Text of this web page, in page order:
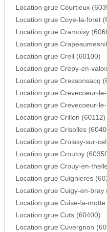
Location grue Courtieux
Location grue Coye-la-foret
Location grue Cramoisy
Location grue
Location grue Creil (60100)
Location grue Crepy-en-
Location grue Cressonsacq
Location grue Crevecoeur-
Location grue Crevecoeur-
Location grue Crillon (60112)
Location grue Crisolles
Location grue Croissy-sur-
Location grue Croutoy
Location grue Crouy-en-
Location grue Cuignieres
Location grue Cuigy-en-bray
Location grue Cuise-la-
Location grue Cuts (60400)
Location grue Cuvergnon